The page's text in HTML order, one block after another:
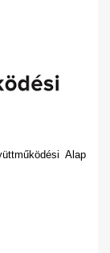
Alap